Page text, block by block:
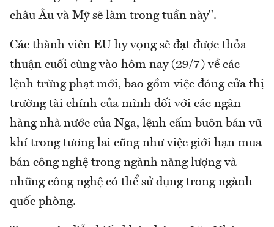
châu Âu và Mỹ sẽ làm trong tuần này".
Các thành viên EU hy vọng sẽ đạt được thỏa
thuận cuối cùng vào hôm nay (29/7) về các
lệnh trừng phạt mới, bao gồm việc đóng cửa thị
trường tài chính của mình đối với các ngân
hàng nhà nước của Nga, lệnh cấm buôn bán vũ
khí trong tương lai cũng như việc giới hạn mua
bán công nghệ trong ngành năng lượng và
những công nghệ có thể sử dụng trong ngành
quốc phòng.